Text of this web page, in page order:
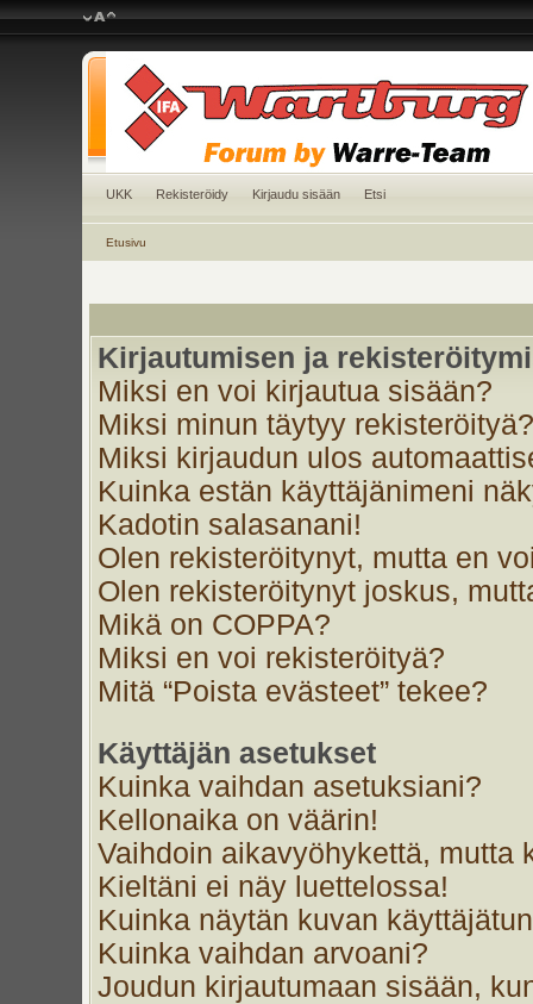
UKK Rekisteröidy Kirjaudu sisään Etsi
Etusivu
Kirjautumisen ja
Miksi en voi kirjautua sisään?
Miksi minun täytyy rekisteröityä?
Miksi kirjaudun ulos
Kuinka estän käyttäjänimeni
Kadotin salasanani!
Olen rekisteröitynyt, mutta en
Olen rekisteröitynyt joskus,
Mikä on COPPA?
Miksi en voi rekisteröityä?
Mitä “Poista evästeet” tekee?
Käyttäjän asetukset
Kuinka vaihdan asetuksiani?
Kellonaika on väärin!
Vaihdoin aikavyöhykettä, mutta
Kieltäni ei näy luettelossa!
Kuinka näytän kuvan
Kuinka vaihdan arvoani?
Joudun kirjautumaan sisään,